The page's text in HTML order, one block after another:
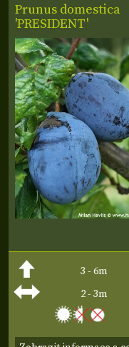
Prunus domestica
'PRESIDENT'
3 - 6m
2 - 3m